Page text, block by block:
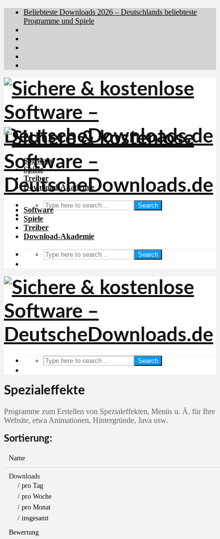
Beliebteste Downloads 2026 – Deutschlands beliebteste
Programme und Spiele
Software
Spiele
Treiber
Download-Akademie
Search
Software
Spiele
Treiber
Download-Akademie
Search
Search
Spezialeffekte
Programme zum Erstellen von Spezialeffekten, Menüs u. Ä. für Ihre
Website, etwa Animationen, Hintergründe, Java usw.
Sortierung:
Name
Downloads
/ pro Tag
/ pro Woche
/ pro Monat
/ insgesamt
Bewertung